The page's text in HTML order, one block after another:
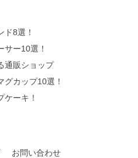
ド8選！
サー10選！
通販ショップ
カップ10選！
ケーキ！
お問い合わせ